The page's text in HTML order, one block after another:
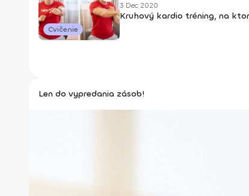
Cvičenie
3 Dec 2020
Kruhový kardio tréning, na
Len do vypredania zásob!